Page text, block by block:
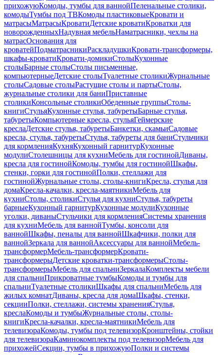
прихожуюКомоды, тумбы для ваннойПеленальные столики,
комодыТумбы под ТВКомоды пластиковыеКровати и
матрасыМатрасыКроватиДетские кроватиКроватки для
новорожденныхНадувная мебельНаматрасники, чехлы на
матрасОснования для
кроватейПодматрасникиРаскладушкиКровати-трансформеры,
шкафы-кроватиКровати-домикиСтолыКухонные
столыБарные столыСтолы письменные,
компьютерныеДетские столыТуалетные столикиЖурнальные
столыСадовые столыРастущие столы и партыСтолы,
журнальные столики для баниПриставные
столикиКонсольные столикиОбеденные группыСтолы-
книгиСтульяКухонные стулья, табуретыБарные стулья,
табуретыКомпьютерные кресла, стульяГеймерские
креслаДетские стулья, табуретыБанкетки, скамьиСадовые
кресла, стулья, табуретыСтулья, табуреты для баниСтульчики
для кормленияКухняКухонный гарнитурКухонные
модулиСтолешницы для кухниМебель для гостинойДиваны,
кресла для гостинойКомоды, тумбы для гостинойШкафы,
стенки, горки для гостинойПолки, стеллажи для
гостинойЖурнальные столы, столы-книгиКресла, стулья для
домаКресла-качалки, кресла-маятникиМебель для
кухниСтолы, столикиСтулья для кухниСтулья, табуреты
барныеКухонный гарнитурКухонные модулиКухонные
уголки, диваныСтульчики для кормленияСистемы хранения
для кухниМебель для ваннойТумбы, консоли для
ваннойШкафы, пеналы для ваннойШкафчики, полки для
ваннойЗеркала для ваннойАксессуары для ваннойМебель-
трансформерМебель-трансформерКровати-
трансформерыДетские кроватки-трансформерыСтолы-
трансформерыМебель для спальниЗеркалаКомплекты мебели
для спальниПрикроватные тумбыКомоды и тумбы для
спальниТуалетные столикиШкафы для спальниМебель для
жилых комнатДиваны, кресла для домаШкафы, стенки,
секцииПолки, стеллажи, системы храненияСтулья,
креслаКомоды и тумбыЖурнальные столы, столы-
книгиКресла-качалки, кресла-маятникиМебель для
телевизораКомоды, тумбы под телевизорКронштейны, стойки
для телевизораКаминокомплекты под телевизорМебель для
прихожейСекции, тумбы в прихожуюПолки и системы